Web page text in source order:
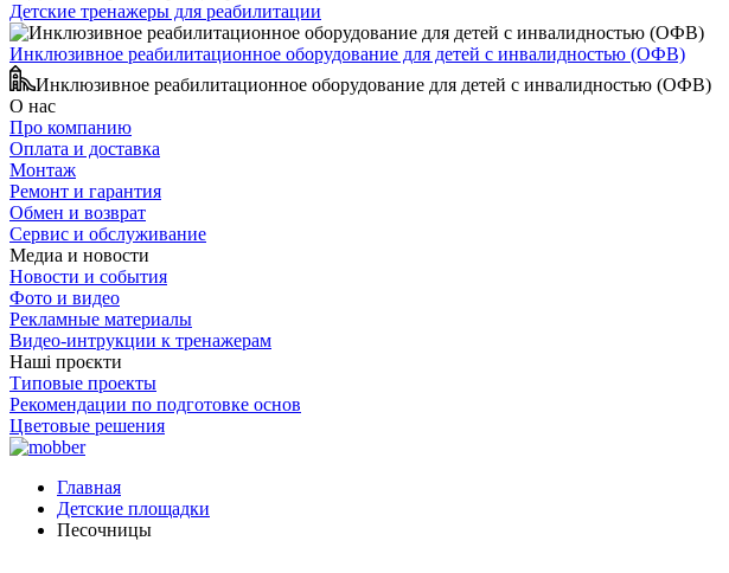
Детские тренажеры для реабилитации
Инклюзивное реабилитационное оборудование для детей с инвалидностью (ОФВ)
Инклюзивное реабилитационное оборудование для детей с инвалидностью (ОФВ)
О нас
Про компанию
Оплата и доставка
Монтаж
Ремонт и гарантия
Обмен и возврат
Сервис и обслуживание
Медиа и новости
Новости и события
Фото и видео
Рекламные материалы
Видео-интрукции к тренажерам
Наші проєкти
Типовые проекты
Рекомендации по подготовке основ
Цветовые решения
Главная
Детские площадки
Песочницы